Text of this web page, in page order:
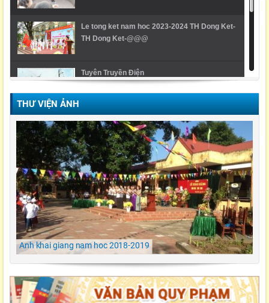
Le tong ket nam hoc 2023-2024 TH Dong Ket-
TH Dong Ket-@@@
Tuyên Truyền Điện
Video Lễ trao giải cuộc thi Violympic Quốc gia
Ngày hội ẩm thực/ TH Đông kết/ Khoái Châu/
Hưng Yên
LỄ KHAI GIẢNG NĂM HỌC 2021-2022 Tiểu
Học Đông Kết
THƯ VIỆN ẢNH
Anh khai giang nam hoc 2018-2019